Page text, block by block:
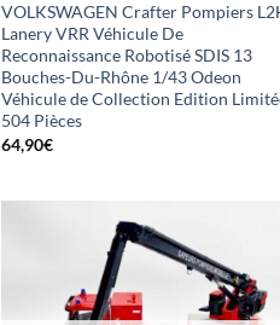
VOLKSWAGEN Crafter Pompiers
Lanery VRR Véhicule De
Reconnaissance Robotisé SDIS 13
Bouches-Du-Rhône 1/43 Odeon
Véhicule de Collection Edition
504 Pièces
64,90€